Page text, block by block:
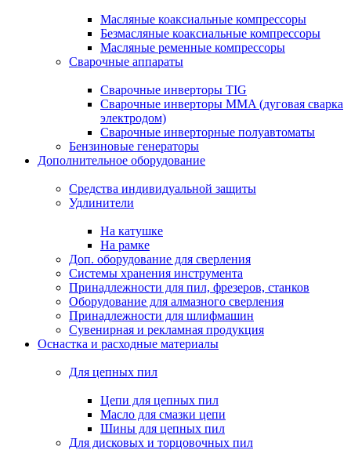
Масляные коаксиальные компрессоры
Безмасляные коаксиальные компрессоры
Масляные ременные компрессоры
Сварочные аппараты
Сварочные инверторы TIG
Сварочные инверторы MMA (дуговая сварка
электродом)
Сварочные инверторные полуавтоматы
Бензиновые генераторы
Дополнительное оборудование
Средства индивидуальной защиты
Удлинители
На катушке
На рамке
Доп. оборудование для сверления
Системы хранения инструмента
Принадлежности для пил, фрезеров, станков
Оборудование для алмазного сверления
Принадлежности для шлифмашин
Сувенирная и рекламная продукция
Оснастка и расходные материалы
Для цепных пил
Цепи для цепных пил
Масло для смазки цепи
Шины для цепных пил
Для дисковых и торцовочных пил